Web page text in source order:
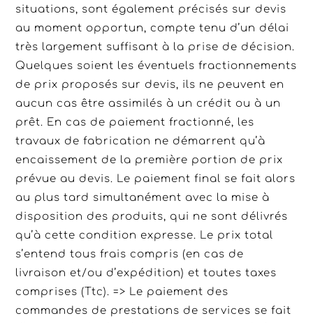
situations, sont également précisés sur devis
au moment opportun, compte tenu d’un délai
très largement suffisant à la prise de décision.
Quelques soient les éventuels fractionnements
de prix proposés sur devis, ils ne peuvent en
aucun cas être assimilés à un crédit ou à un
prêt. En cas de paiement fractionné, les
travaux de fabrication ne démarrent qu’à
encaissement de la première portion de prix
prévue au devis. Le paiement final se fait alors
au plus tard simultanément avec la mise à
disposition des produits, qui ne sont délivrés
qu’à cette condition expresse. Le prix total
s’entend tous frais compris (en cas de
livraison et/ou d’expédition) et toutes taxes
comprises (Ttc). => Le paiement des
commandes de prestations de services se fait